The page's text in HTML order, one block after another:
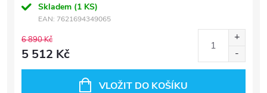
Skladem (1 KS)
EAN: 7621694349065
6 890 Kč
5 512 Kč
VLOŽIT DO KOŠÍKU